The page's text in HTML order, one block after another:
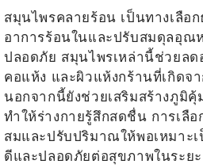
สมุนไพรคลายร้อน เป็นทางเลือ
อาการร้อนในและปรับสมดุลอุณ
ปลอดภัย สมุนไพรเหล่านี้ช่วยลด
คอแห้ง และผิวแห้งกร้านที่เกิดจ
นอกจากนี้ยังช่วยเสริมสร้างภูมิ
ทำให้ร่างกายรู้สึกสดชื่น การเลื
สมและปรับปริมาณให้พอเหมาะ
ดีและปลอดภัยต่อสุขภาพในระย